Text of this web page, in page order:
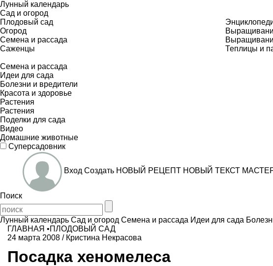
Лунный календарь
Сад и огород
Плодовый сад
Огород
Семена и рассада
Саженцы
Теплицы и
Семена и рассада
Идеи для сада
Болезни и вредители
Красота и здоровье
Растения
Растения
Поделки для сада
Видео
Домашние животные
Суперсадовник
Вход Создать НОВЫЙ РЕЦЕПТ НОВЫЙ ТЕКСТ
Поиск
Лунный календарь Сад и огород Семена и рассада Идеи для сада
ГЛАВНАЯ •ПЛОДОВЫЙ САД
24 марта 2008 / Кристина Некрасова
Посадка хеномелеса